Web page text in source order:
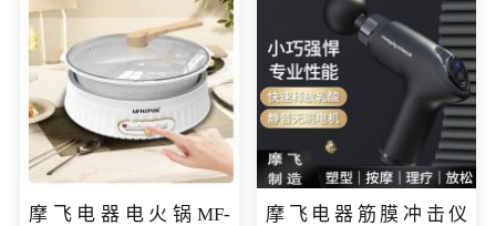
摩飞电器电火锅MF-
摩飞电器筋膜冲击仪